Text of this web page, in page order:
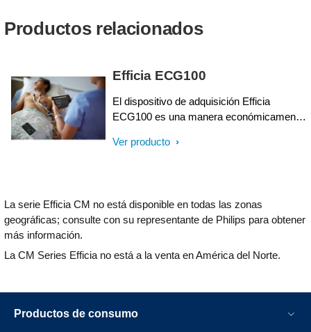
Productos relacionados
Efficia ECG100
El dispositivo de adquisición Efficia
ECG100 es una manera económicamente
simultáneamente formas de onda ECG de
Ver producto
La serie Efficia CM no está disponible en todas las zonas
geográficas; consulte con su representante de Philips para obtener
más información.
La CM Series Efficia no está a la venta en América del Norte.
Productos de consumo